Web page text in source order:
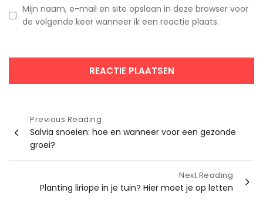
Mijn naam, e-mail en site opslaan in deze browser voor
de volgende keer wanneer ik een reactie plaats.
Bericht
navigatie
Previous Reading
Salvia snoeien: hoe en wanneer voor een gezonde
groei?
Next Reading
Planting liriope in je tuin? Hier moet je op letten